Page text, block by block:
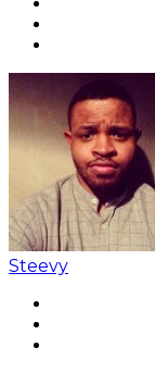
Steevy